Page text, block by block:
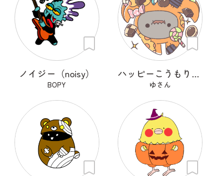
ノイジー（noisy）
BOPY
ハッピーこうもり キッキ
ゆさん